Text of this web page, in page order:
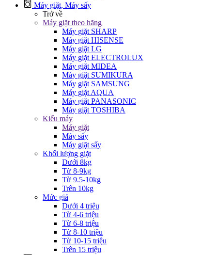
Máy giặt, Máy sấy
Trở về
Máy giặt theo hãng
Máy giặt SHARP
Máy giặt HISENSE
Máy giặt LG
Máy giặt ELECTROLUX
Máy giặt MIDEA
Máy giặt SUMIKURA
Máy giặt SAMSUNG
Máy giặt AQUA
Máy giặt PANASONIC
Máy giặt TOSHIBA
Kiểu máy
Máy giặt
Máy sấy
Máy giặt sấy
Khối lượng giặt
Dưới 8kg
Từ 8-9kg
Từ 9.5-10kg
Trên 10kg
Mức giá
Dưới 4 triệu
Từ 4-6 triệu
Từ 6-8 triệu
Từ 8-10 triệu
Từ 10-15 triệu
Trên 15 triệu